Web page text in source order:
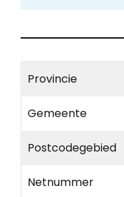
Provincie
Gemeente
Postcodegebied
Netnummer